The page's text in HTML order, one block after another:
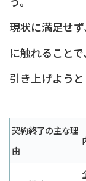
現状に満足せ
に触れること
引き上げようと
契約終了の主な理
由